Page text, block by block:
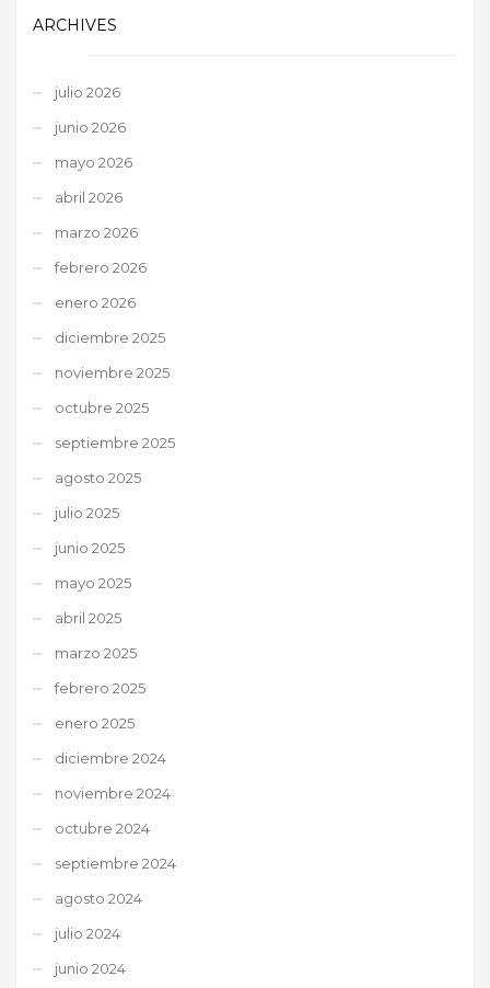
ARCHIVES
julio 2026
junio 2026
mayo 2026
abril 2026
marzo 2026
febrero 2026
enero 2026
diciembre 2025
noviembre 2025
octubre 2025
septiembre 2025
agosto 2025
julio 2025
junio 2025
mayo 2025
abril 2025
marzo 2025
febrero 2025
enero 2025
diciembre 2024
noviembre 2024
octubre 2024
septiembre 2024
agosto 2024
julio 2024
junio 2024